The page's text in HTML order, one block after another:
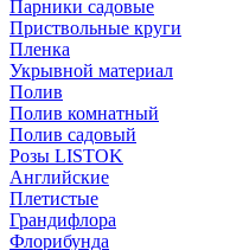
Парники садовые
Приствольные круги
Пленка
Укрывной материал
Полив
Полив комнатный
Полив садовый
Розы LISTOK
Английские
Плетистые
Грандифлора
Флорибунда